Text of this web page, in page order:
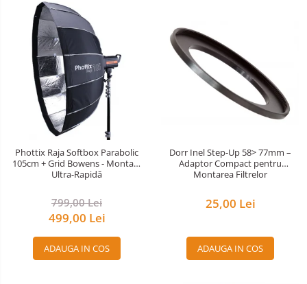
Phottix Raja Softbox Parabolic
105cm + Grid Bowens - Montare
Ultra-Rapidă
799,00 Lei
499,00 Lei
ADAUGA IN COS
Dorr Inel Step-Up 58> 77mm –
Adaptor Compact pentru
Montarea Filtrelor
25,00 Lei
ADAUGA IN COS